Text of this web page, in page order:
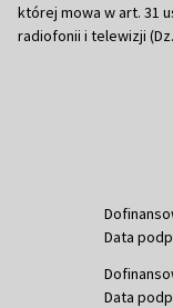
której mowa w art. 31
radiofonii i telewizji
Data
Data